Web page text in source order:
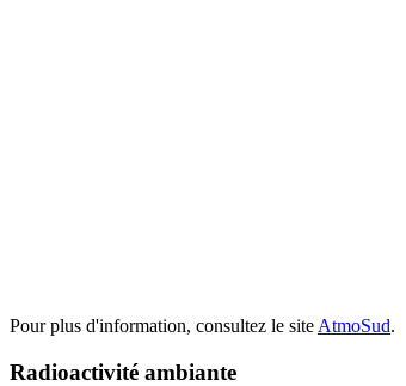
Pour plus d'information, consultez le site AtmoSud.
Radioactivité ambiante